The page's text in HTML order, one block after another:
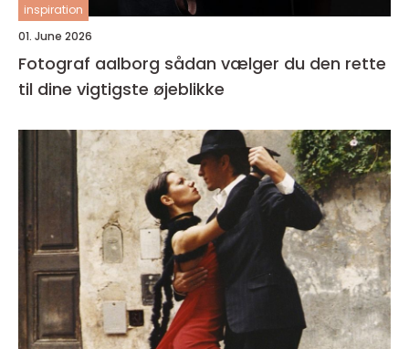
inspiration
01. June 2026
Fotograf aalborg sådan vælger du den rette
til dine vigtigste øjeblikke